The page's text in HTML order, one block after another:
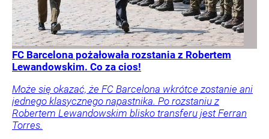
FC Barcelona pożałowała rozstania z Robertem
Lewandowskim. Co za cios!
Może się okazać, że FC Barcelona wkrótce zostanie ani
jednego klasycznego napastnika. Po rozstaniu z
Robertem Lewandowskim blisko transferu jest Ferran
Torres.